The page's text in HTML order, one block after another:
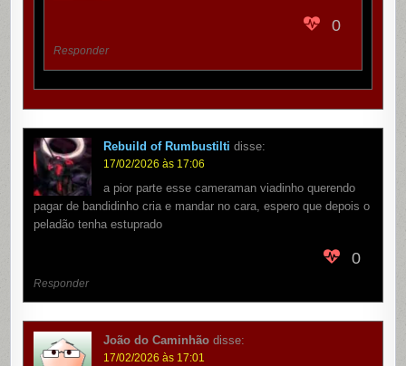
0
Responder
Rebuild of Rumbustilti disse:
17/02/2026 às 17:06
a pior parte esse cameraman viadinho querendo
pagar de bandidinho cria e mandar no cara, espero que depois o
peladão tenha estuprado
0
Responder
João do Caminhão disse:
17/02/2026 às 17:01